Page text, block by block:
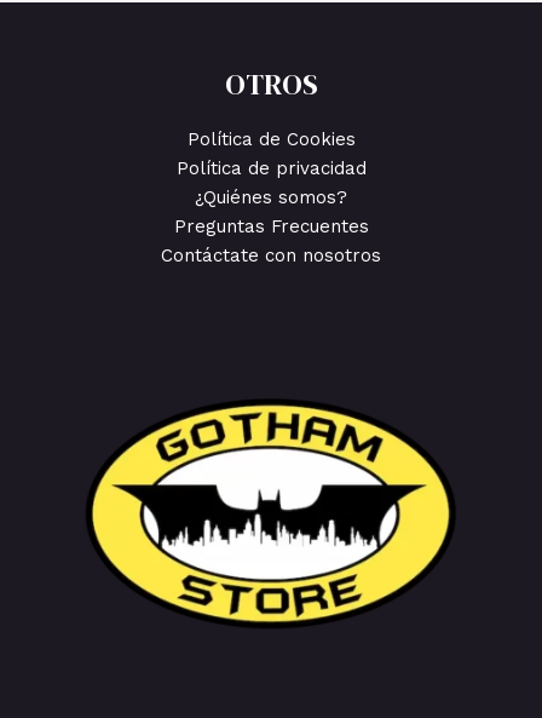
OTROS
Política de Cookies
Política de privacidad
¿Quiénes somos?
Preguntas Frecuentes
Contáctate con nosotros